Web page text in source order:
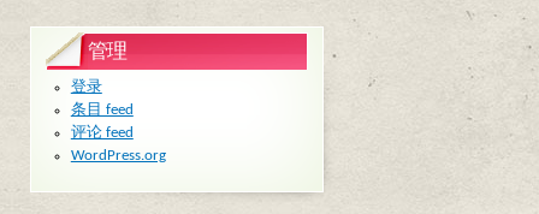
管理
登录
条目 feed
评论 feed
WordPress.org